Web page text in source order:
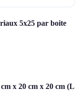
5x25 par boite
x 20 cm x 20 cm (L